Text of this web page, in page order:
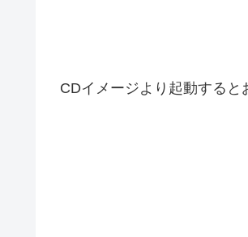
CDイメージより起動すると